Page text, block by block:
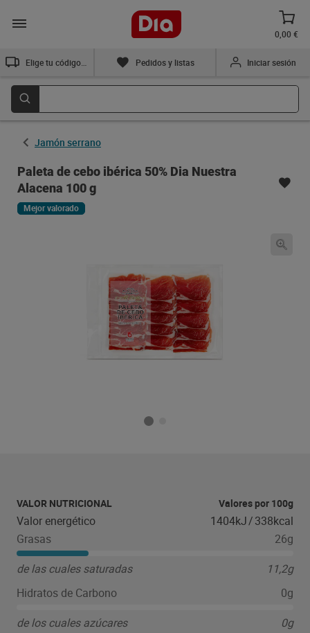
0,00 €
Pedidos y listas Iniciar sesión
Jamón serrano
Paleta de cebo ibérica 50% Dia Nuestra
Alacena 100 g
Mejor valorado
VALOR NUTRICIONAL Valores por 100g
Valor energético 1404kJ/338kcal
Grasas
26g
de las cuales saturadas
11,2g
Hidratos de Carbono
0g
de los cuales azúcares
0g